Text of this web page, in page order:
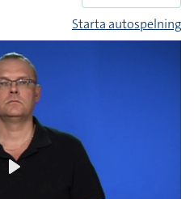
Starta autospelning